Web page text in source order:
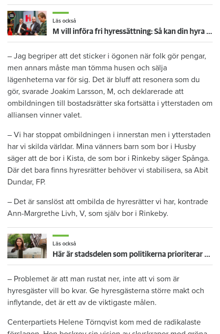
Läs också
M vill införa fri hyressättning: Så kan din hyra påverkas i valet 2026
– Jag begriper att det sticker i ögonen när folk gör pengar,
men annars måste man tömma husen och sälja
lägenheterna var för sig. Det är bluff att resonera som du
gör, svarade Joakim Larsson, M, och deklarerade att
ombildningen till bostadsrätter ska fortsätta i ytterstaden om
alliansen vinner valet.
– Vi har stoppat ombildningen i innerstan men i ytterstaden
har vi skilda världar. Mina vänners barn som bor i Husby
säger att de bor i Kista, de som bor i Rinkeby säger Spånga.
Där det bara finns hyresrätter behöver vi stabilisera, sa Abit
Dundar, FP.
– Det är sanslöst att ombilda de hyresrätter vi har, kontrade
Ann-Margrethe Livh, V, som själv bor i Rinkeby.
Läs också
Här är stadsdelen som politikerna prioriterar bort - Shams område blir allt tystare
– Problemet är att man rustat ner, inte att vi som är
hyresgäster vill bo kvar. Ge hyresgästerna större makt och
inflytande, det är ett av de viktigaste målen.
Centerpartiets Helene Törnqvist kom med de radikalaste